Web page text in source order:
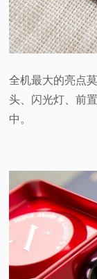
全机最大的亮点
头、闪光灯、前
中。